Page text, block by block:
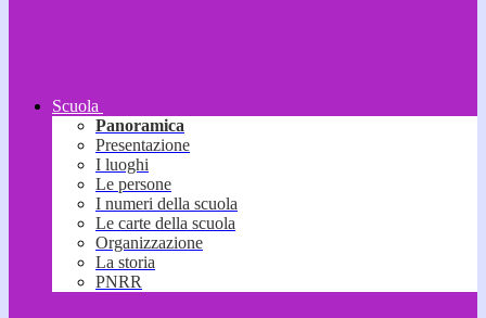
Scuola
Panoramica
Presentazione
I luoghi
Le persone
I numeri della scuola
Le carte della scuola
Organizzazione
La storia
PNRR